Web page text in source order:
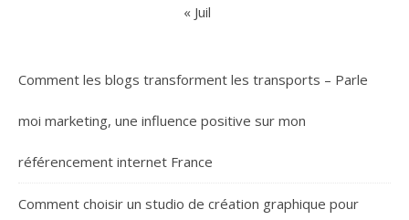
« Juil
Comment les blogs transforment les transports – Parle
moi marketing, une influence positive sur mon
référencement internet France
Comment choisir un studio de création graphique pour